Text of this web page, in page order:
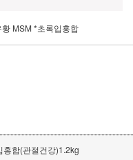
MSM *초록입홍합
홍합(관절건강)1.2kg